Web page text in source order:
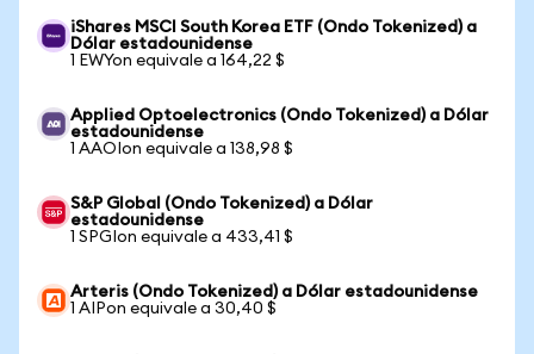
iShares MSCI South Korea ETF (Ondo Tokenized) a
Dólar estadounidense
1 EWYon equivale a 164,22 $
Applied Optoelectronics (Ondo Tokenized) a Dólar
estadounidense
1 AAOIon equivale a 138,98 $
S&P Global (Ondo Tokenized) a Dólar
estadounidense
1 SPGIon equivale a 433,41 $
Arteris (Ondo Tokenized) a Dólar estadounidense
1 AIPon equivale a 30,40 $